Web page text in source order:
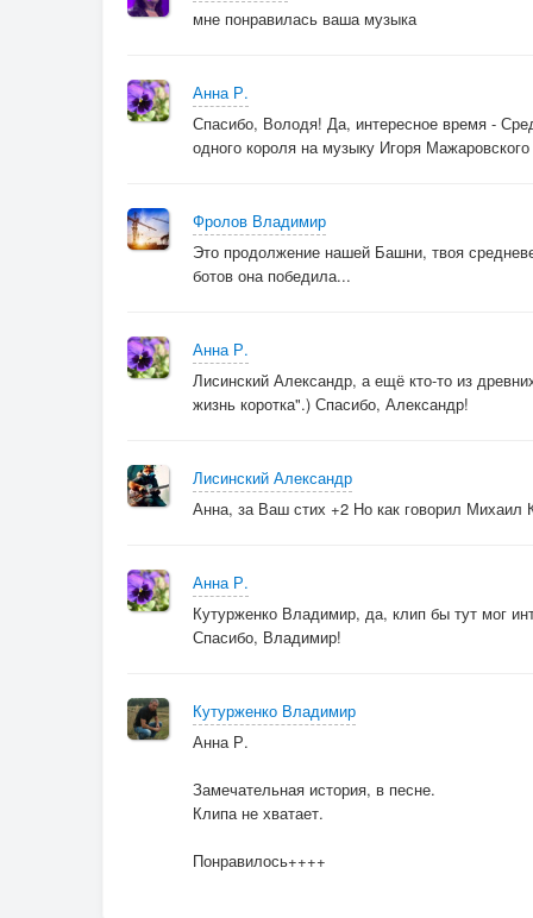
мне понравилась ваша музыка
Анна Р.
Спасибо, Володя! Да, интересное время -
одного короля на музыку Игоря
Фролов Владимир
Это продолжение нашей Башни, твоя
ботов она победила...
Анна Р.
Лисинский Александр, а ещё кто-то из
жизнь коротка".) Спасибо, Александр!
Лисинский Александр
Анна, за Ваш стих +2 Но как говорил Михаил
Анна Р.
Кутурженко Владимир, да, клип бы тут мог
Спасибо, Владимир!
Кутурженко Владимир
Анна Р.
Замечательная история, в песне.
Клипа не хватает.
Понравилось++++